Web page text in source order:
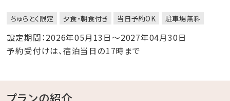
ちゅらとく限定 夕食・朝食付き 当日予約OK 駐車場無料
設定期間：2026年05月13日～2027年04月30日
予約受付けは、宿泊当日の17時まで
プランの紹介